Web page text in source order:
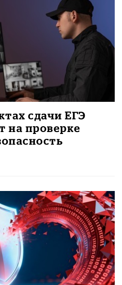
сдачи ЕГЭ
на проверке